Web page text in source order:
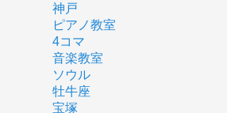
神戸
ピアノ教室
4コマ
音楽教室
ソウル
牡牛座
宝塚